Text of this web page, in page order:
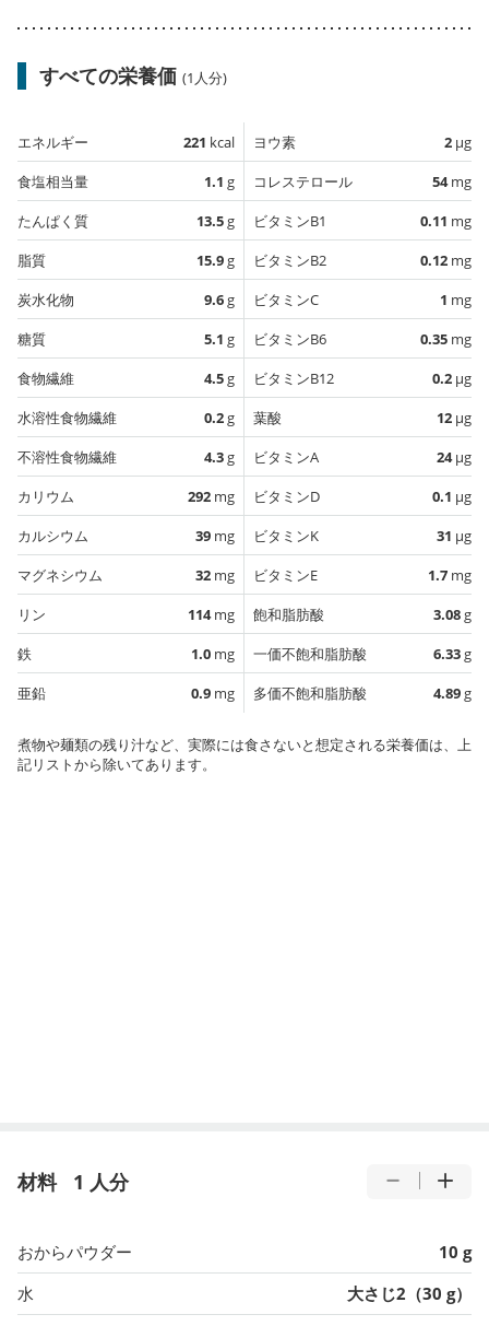
すべての栄養価 (1人分)
エネルギー 221 kcal
食塩相当量
1.1 g
たんぱく質
13.5g
脂質
15.9g
炭水化物
9.6g
糖質
5.1 g
食物繊維
4.5g
水溶性食物繊維
0.2g
不溶性食物繊維
4.3g
カリウム
292 mg
カルシウム
39 mg
マグネシウム
32 mg
リン
114mg
鉄
1.0 mg
亜鉛
0.9 mg
ヨウ素 2 µg
コレステロール
54mg
ビタミンB1
0.11 mg
ビタミンB2
0.12 mg
ビタミンC
1 mg
ビタミンB6
0.35 mg
ビタミンB12
0.2 µg
葉酸
12 µg
ビタミンA
24µg
ビタミンD
0.1 µg
ビタミンK
31 µg
ビタミンE
1.7 mg
飽和脂肪酸
3.08g
一価不飽和脂肪酸
6.33g
多価不飽和脂肪酸
4.89g
煮物や麺類の残り汁など、実際には食さないと想定される栄養価は、上
記リストから除いてあります。
材料 1 人分
おからパウダー
10 g
水
大さじ2（30 g）